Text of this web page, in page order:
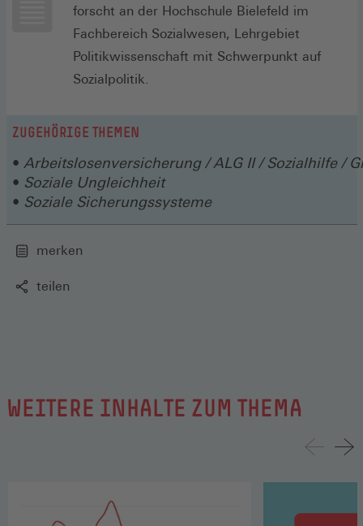
in
einem
neuen
forscht an der Hochschule Bielefeld im
Fachbereich Sozialwesen, Lehrgebiet
Politikwissenschaft mit Schwerpunkt auf
Sozialpolitik.
ZUGEHÖRIGE THEMEN
Arbeitslosenversicherung / ALG II / Sozialhilfe /
Soziale Ungleichheit
Soziale Sicherungssysteme
merken
teilen
WEITERE INHALTE ZUM THEMA